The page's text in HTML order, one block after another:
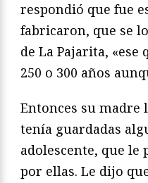
respondió que fue
fabricaron, que se
de La Pajarita,
250 o 300 años
Entonces su madre
tenía guardadas
adolescente, que le
por ellas. Le dijo